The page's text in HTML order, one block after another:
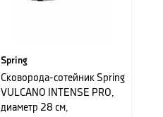
Spring
Сковорода-сотейник Spring
VULCANO INTENSE PRO,
диаметр 28 см,